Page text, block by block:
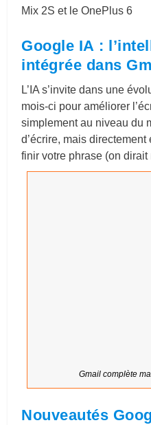
Mix 2S et le OnePlus 6
Google IA :
intégrée dans
L’IA s’invite dans une
mois-ci pour améliorer
simplement au niveau du
d’écrire, mais
finir votre phrase (on dirait
Gmail complète
Nouveautés